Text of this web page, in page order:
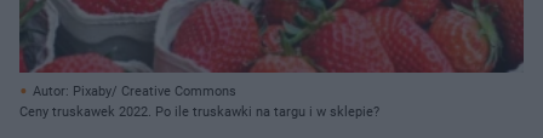
Autor: Pixaby/ Creative Commons
Ceny truskawek 2022. Po ile truskawki na targu i w sklepie?